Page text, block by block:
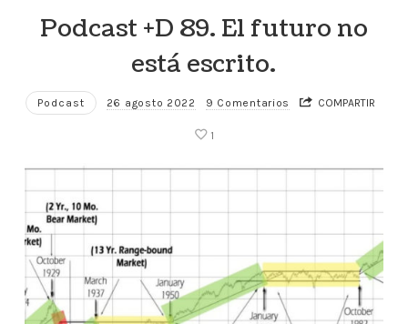
Podcast +D 89. El futuro no
está escrito.
Podcast 26 agosto 2022 9 Comentarios COMPARTIR
1